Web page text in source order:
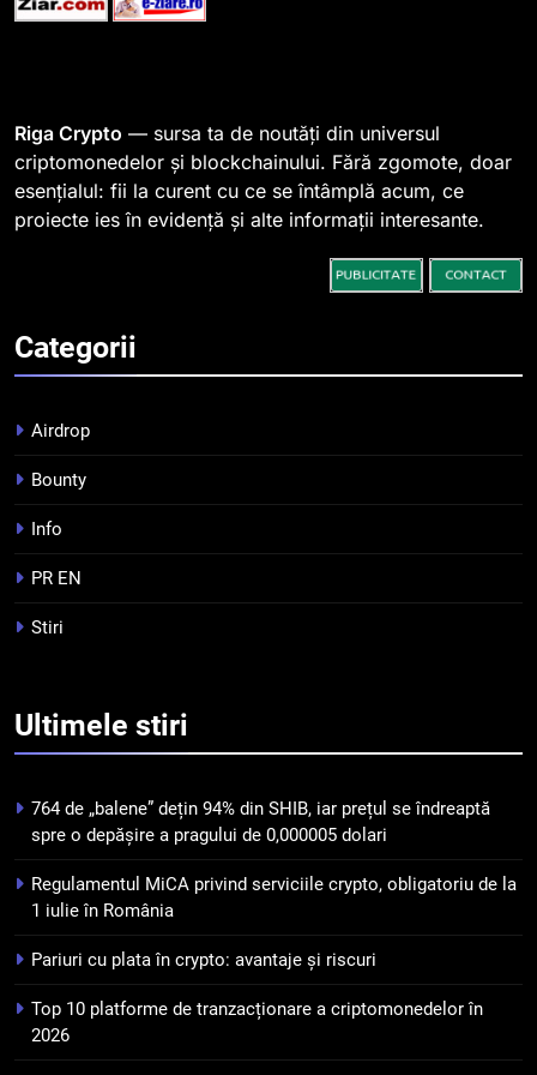
spre o depășire a pragului de
0,000005 dolari
STIRI
2
Regulamentul MiCA privind
serviciile crypto, obligatoriu de
la 1 iulie în România
3
Pariuri cu plata în crypto:
4
criptomonedelor în 2026
INFO
pierdut jumătate din aceștia
puțin de 24 de ore
6
Banii digitali și arhitectura
încrederii: O nouă viziune asupra
7
WhiteBIT și FC Barcelona
Riga Crypto — sursa ta de noutăți din universul
criptomonedelor și blockchainului. Fără zgomote, doar
esențialul: fii la curent cu ce se întâmplă acum, ce
proiecte ies în evidență și alte informații interesante.
Categorii
Airdrop
Bounty
Info
PR EN
Stiri
Ultimele stiri
764 de „balene” dețin 94% din SHIB, iar prețul se îndreaptă
spre o depășire a pragului de 0,000005 dolari
Regulamentul MiCA privind serviciile crypto, obligatoriu de la
1 iulie în România
Pariuri cu plata în crypto: avantaje și riscuri
Top 10 platforme de tranzacționare a criptomonedelor în
2026